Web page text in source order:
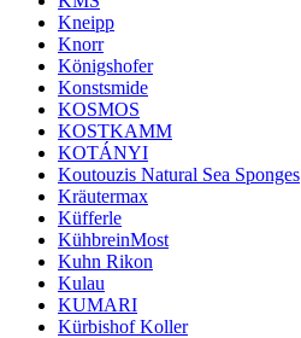
Kneipp
Knorr
Königshofer
Konstsmide
KOSMOS
KOSTKAMM
KOTÁNYI
Koutouzis Natural Sea Sponges
Kräutermax
Küfferle
KühbreinMost
Kuhn Rikon
Kulau
KUMARI
Kürbishof Koller